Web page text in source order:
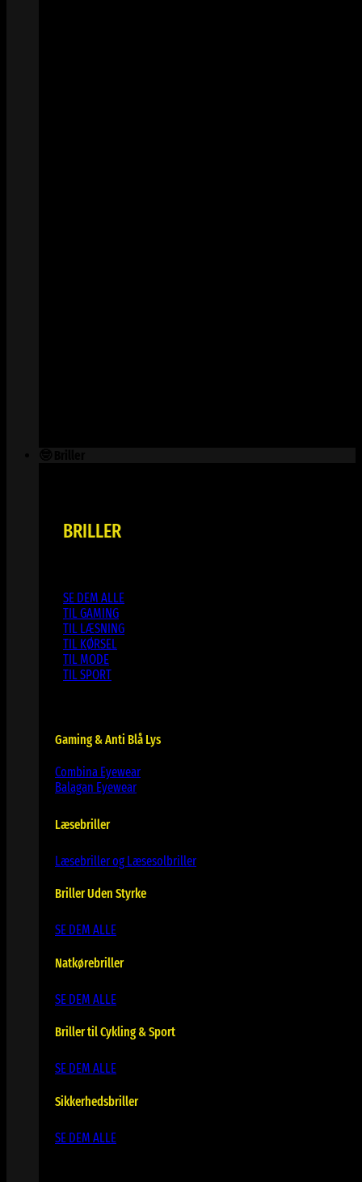
BRILLER
SE DEM ALLE
TIL GAMING
TIL LÆSNING
TIL KØRSEL
TIL MODE
TIL SPORT
Gaming & Anti Blå Lys
Combina Eyewear
Balagan Eyewear
Læsebriller
Læsebriller og Læsesolbriller
Briller Uden Styrke
SE DEM ALLE
Natkørebriller
SE DEM ALLE
Briller til Cykling & Sport
SE DEM ALLE
Sikkerhedsbriller
SE DEM ALLE